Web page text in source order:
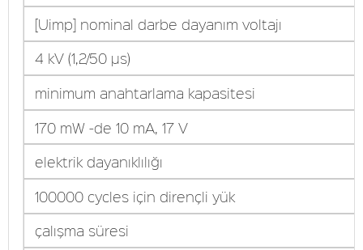
[Uimp] nominal darbe dayanım voltajı
4 kV (1,2/50 µs)
minimum anahtarlama kapasitesi
170 mW -de 10 mA, 17 V
elektrik dayanıklılığı
100000 cycles için dirençli yük
çalışma süresi